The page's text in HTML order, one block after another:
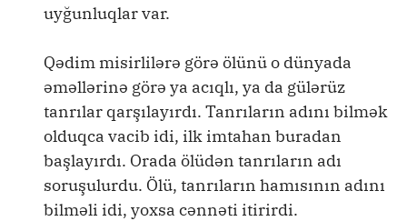
uyğunluqlar var.
Qədim misirlilərə görə ölünü o dünyada
əməllərinə görə ya acıqlı, ya da gülərüz
tanrılar qarşılayırdı. Tanrıların adını bilmək
olduqca vacib idi, ilk imtahan buradan
başlayırdı. Orada ölüdən tanrıların adı
soruşulurdu. Ölü, tanrıların hamısının adını
bilməli idi, yoxsa cənnəti itirirdi.